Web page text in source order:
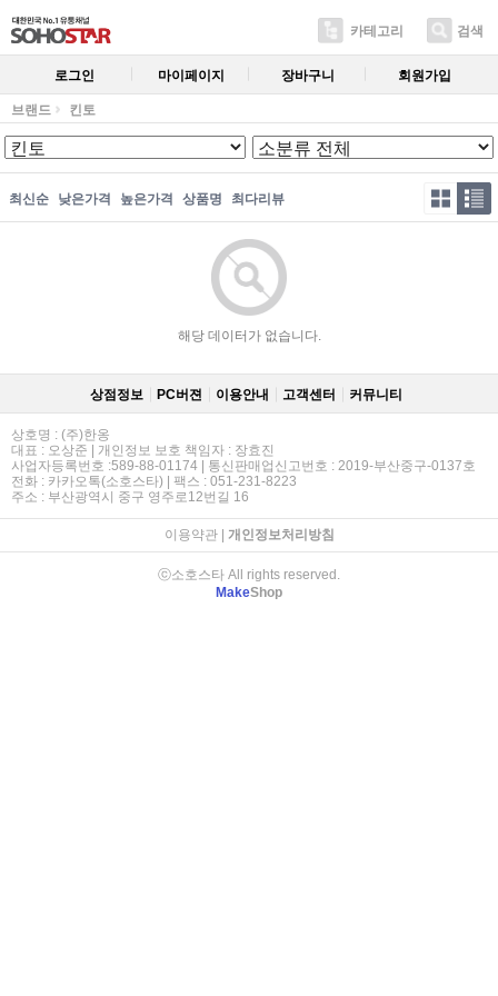
카테고리 검색
로그인 마이페이지 장바구니 회원가입
브랜드 킨토
최신순 낮은가격 높은가격 상품명 최다리뷰
해당 데이터가 없습니다.
상점정보 PC버젼 이용안내 고객센터 커뮤니티
상호명 : (주)한옹
대표 : 오상준 | 개인정보 보호 책임자 : 장효진
사업자등록번호 :589-88-01174 | 통신판매업신고번호 : 2019-부산중구-0137호
전화 : 카카오톡(소호스타) | 팩스 : 051-231-8223
주소 : 부산광역시 중구 영주로12번길 16
이용약관| 개인정보처리방침
ⓒ소호스타 All rights reserved.
MakeShop